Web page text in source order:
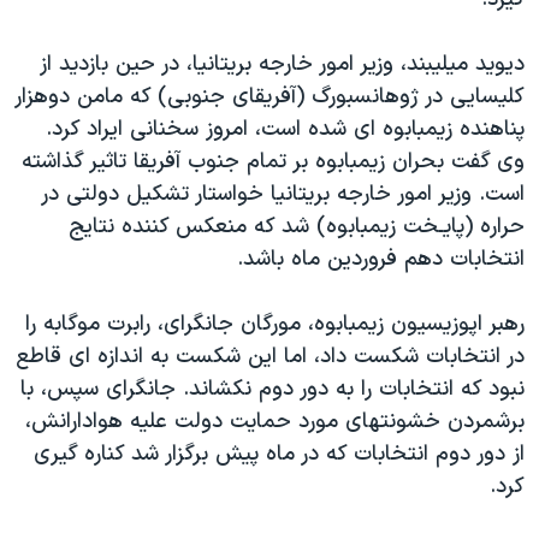
حقوق شهروندی
اقتصادی
علم و فناوری
اسرائیل در جنگ
گالری عکس
انتخابات ریاست جمهوری آمریکا ۲۰۲۴
حمله جمهوری اسلامی به اسرائیل
رمز مهسا
ورزش زنان در ایران
اعتراضات زن، زندگی، آزادی
تریبونال مردمی آبان ۹۸
دادگاه حمید نوری
چهل سال گروگان‌گیری
قانون شفافیت دارائی کادر رهبری ایران
زبانهای مختلف
ديويد ميليبند، وزير امور خارجه بريتانيا، در حين بازديد از
کليسايی در ژوهانسبورگ (آفريقای جنوبی) که مامن دوهزار
پناهنده زيمبابوه ای شده است، امروز سخنانی ايراد کرد.
وی گفت بحران زيمبابوه بر تمام جنوب آفريقا تاثير گذاشته
است. وزير امور خارجه بريتانيا خواستار تشکيل دولتی در
حراره (پايـخت زيمبابوه) شد که منعکس کننده نتايج
انتخابات دهم فروردين ماه باشد.
رهبر اپوزيسيون زيمبابوه، مورگان جانگرای، رابرت موگابه را
در انتخابات شکست داد، اما اين شکست به اندازه ای قاطع
نبود که انتخابات را به دور دوم نکشاند. جانگرای سپس، با
برشمردن خشونتهای مورد حمايت دولت عليه هوادارانش،
از دور دوم انتخابات که در ماه پيش برگزار شد کناره گيری
کرد.